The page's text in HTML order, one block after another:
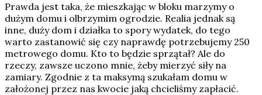
Prawda jest taka, że mieszkając w bloku marzymy o
dużym domu i olbrzymim ogrodzie. Realia jednak są
inne, duży dom i działka to spory wydatek, do tego
warto zastanowić się czy naprawdę potrzebujemy 250
metrowego domu. Kto to będzie sprzątał? Ale do
rzeczy, zawsze uczono mnie, żeby mierzyć siły na
zamiary. Zgodnie z ta maksymą szukałam domu w
założonej przez nas kwocie jaką chcieliśmy zapłacić.